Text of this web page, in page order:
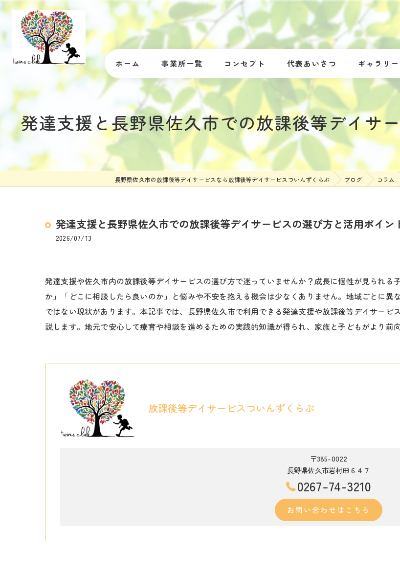
ホーム 事業所一覧 コンセプト 代表あいさつ ギャラリー
発達支援と長野県佐久市での放課後等デイサ
長野県佐久市の放課後等デイサービスなら放課後等デイサービスついんずくらぶ ブログ コラム
発達支援と長野県佐久市での放課後等デイサービスの選び方と活用ポイン
2026/07/13
発達支援や佐久市内の放課後等デイサービスの選び方で迷っていませんか？成長に個性が見られ
か」「どこに相談したら良いのか」と悩みや不安を抱える機会は少なくありません。地域ごとに
ではない現状があります。本記事では、長野県佐久市で利用できる発達支援や放課後等デイサー
説します。地元で安心して療育や相談を進めるための実践的知識が得られ、家族と子どもがより前
放課後等デイサービスついんずくらぶ
〒385-0022
長野県佐久市岩村田６４７
0267-74-3210
お問い合わせはこちら